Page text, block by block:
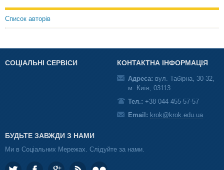
Список авторів
СОЦІАЛЬНІ СЕРВІСИ КОНТАКТНА ІНФОРМАЦІЯ
Адреса: вул. Табірна, 30-32,
м. Київ, 03113
Тел.: +38 044 455-57-57
Email: krok@krok.edu.ua
БУДЬТЕ ЗАВЖДИ З НАМИ
Ми в Соціальних Мережах. Слідуйте за нами.